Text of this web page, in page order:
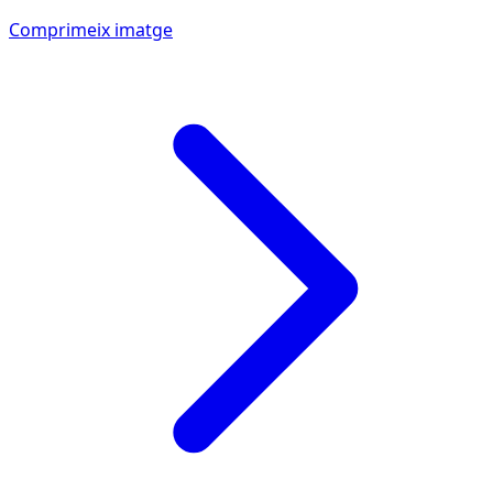
Comprimeix imatge